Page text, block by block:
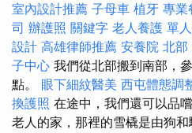
室內設計推薦 子母車 植牙 專業
司 辦護照 關鍵字 老人養護 單
設計 高雄律師推薦 安養院 北部
子中心 我們從北部搬到南部，
點。 眼下細紋醫美 西屯體態調
換護照 在途中，我們還可以品
老人的家，那裡的雪橇是由狗